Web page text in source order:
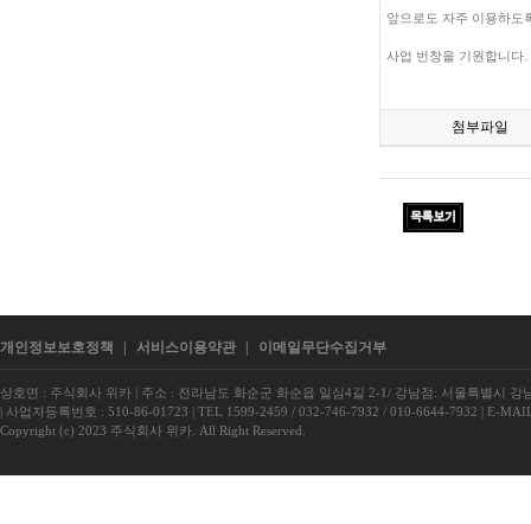
앞으로도 자주 이용하도
사업 번창을 기원합니다.
첨부파일
개인정보보호정책 서비스이용약관 이메일무단수집거부
상호면 : 주식회사 위카 | 주소 : 전라남도 화순군 화순읍 일심4길 2-1/ 강남점: 서울특별시 강
| 사업자등록번호 : 510-86-01723 | TEL 1599-2459 / 032-746-7932 / 010-6644-7932 | E-
Copyright (c) 2023 주식회사 위카. All Right Reserved.